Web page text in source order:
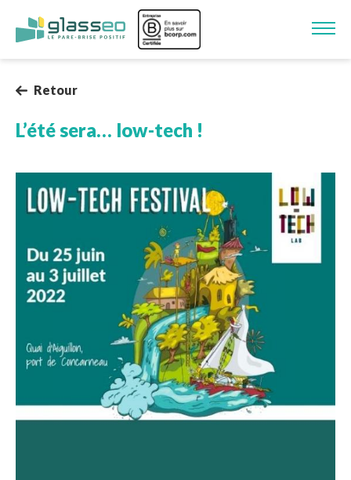
Aller au contenu principal
Image
Retour
L’été sera… low-tech !